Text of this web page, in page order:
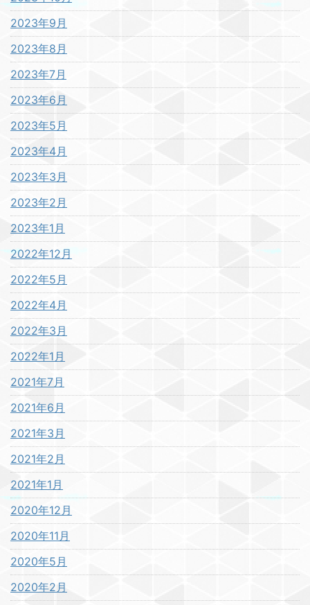
2023年9月
2023年8月
2023年7月
2023年6月
2023年5月
2023年4月
2023年3月
2023年2月
2023年1月
2022年12月
2022年5月
2022年4月
2022年3月
2022年1月
2021年7月
2021年6月
2021年3月
2021年2月
2021年1月
2020年12月
2020年11月
2020年5月
2020年2月